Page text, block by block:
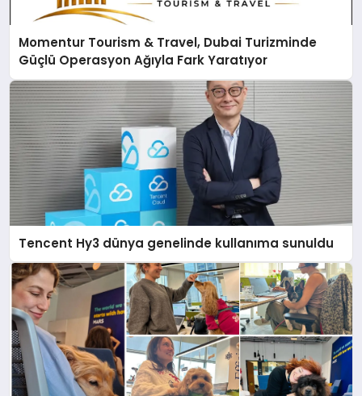
Momentur Tourism & Travel, Dubai Turizminde
Güçlü Operasyon Ağıyla Fark Yaratıyor
Tencent Hy3 dünya genelinde kullanıma sunuldu